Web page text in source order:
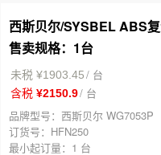
西斯贝尔/SYSBEL ABS
售卖规格：1台
未税 ¥1903.45/ 台
含税 ¥2150.9/ 台
品牌型号： 西斯贝尔 WG7053P
订货号： HFN250
最小起订量： 1 台